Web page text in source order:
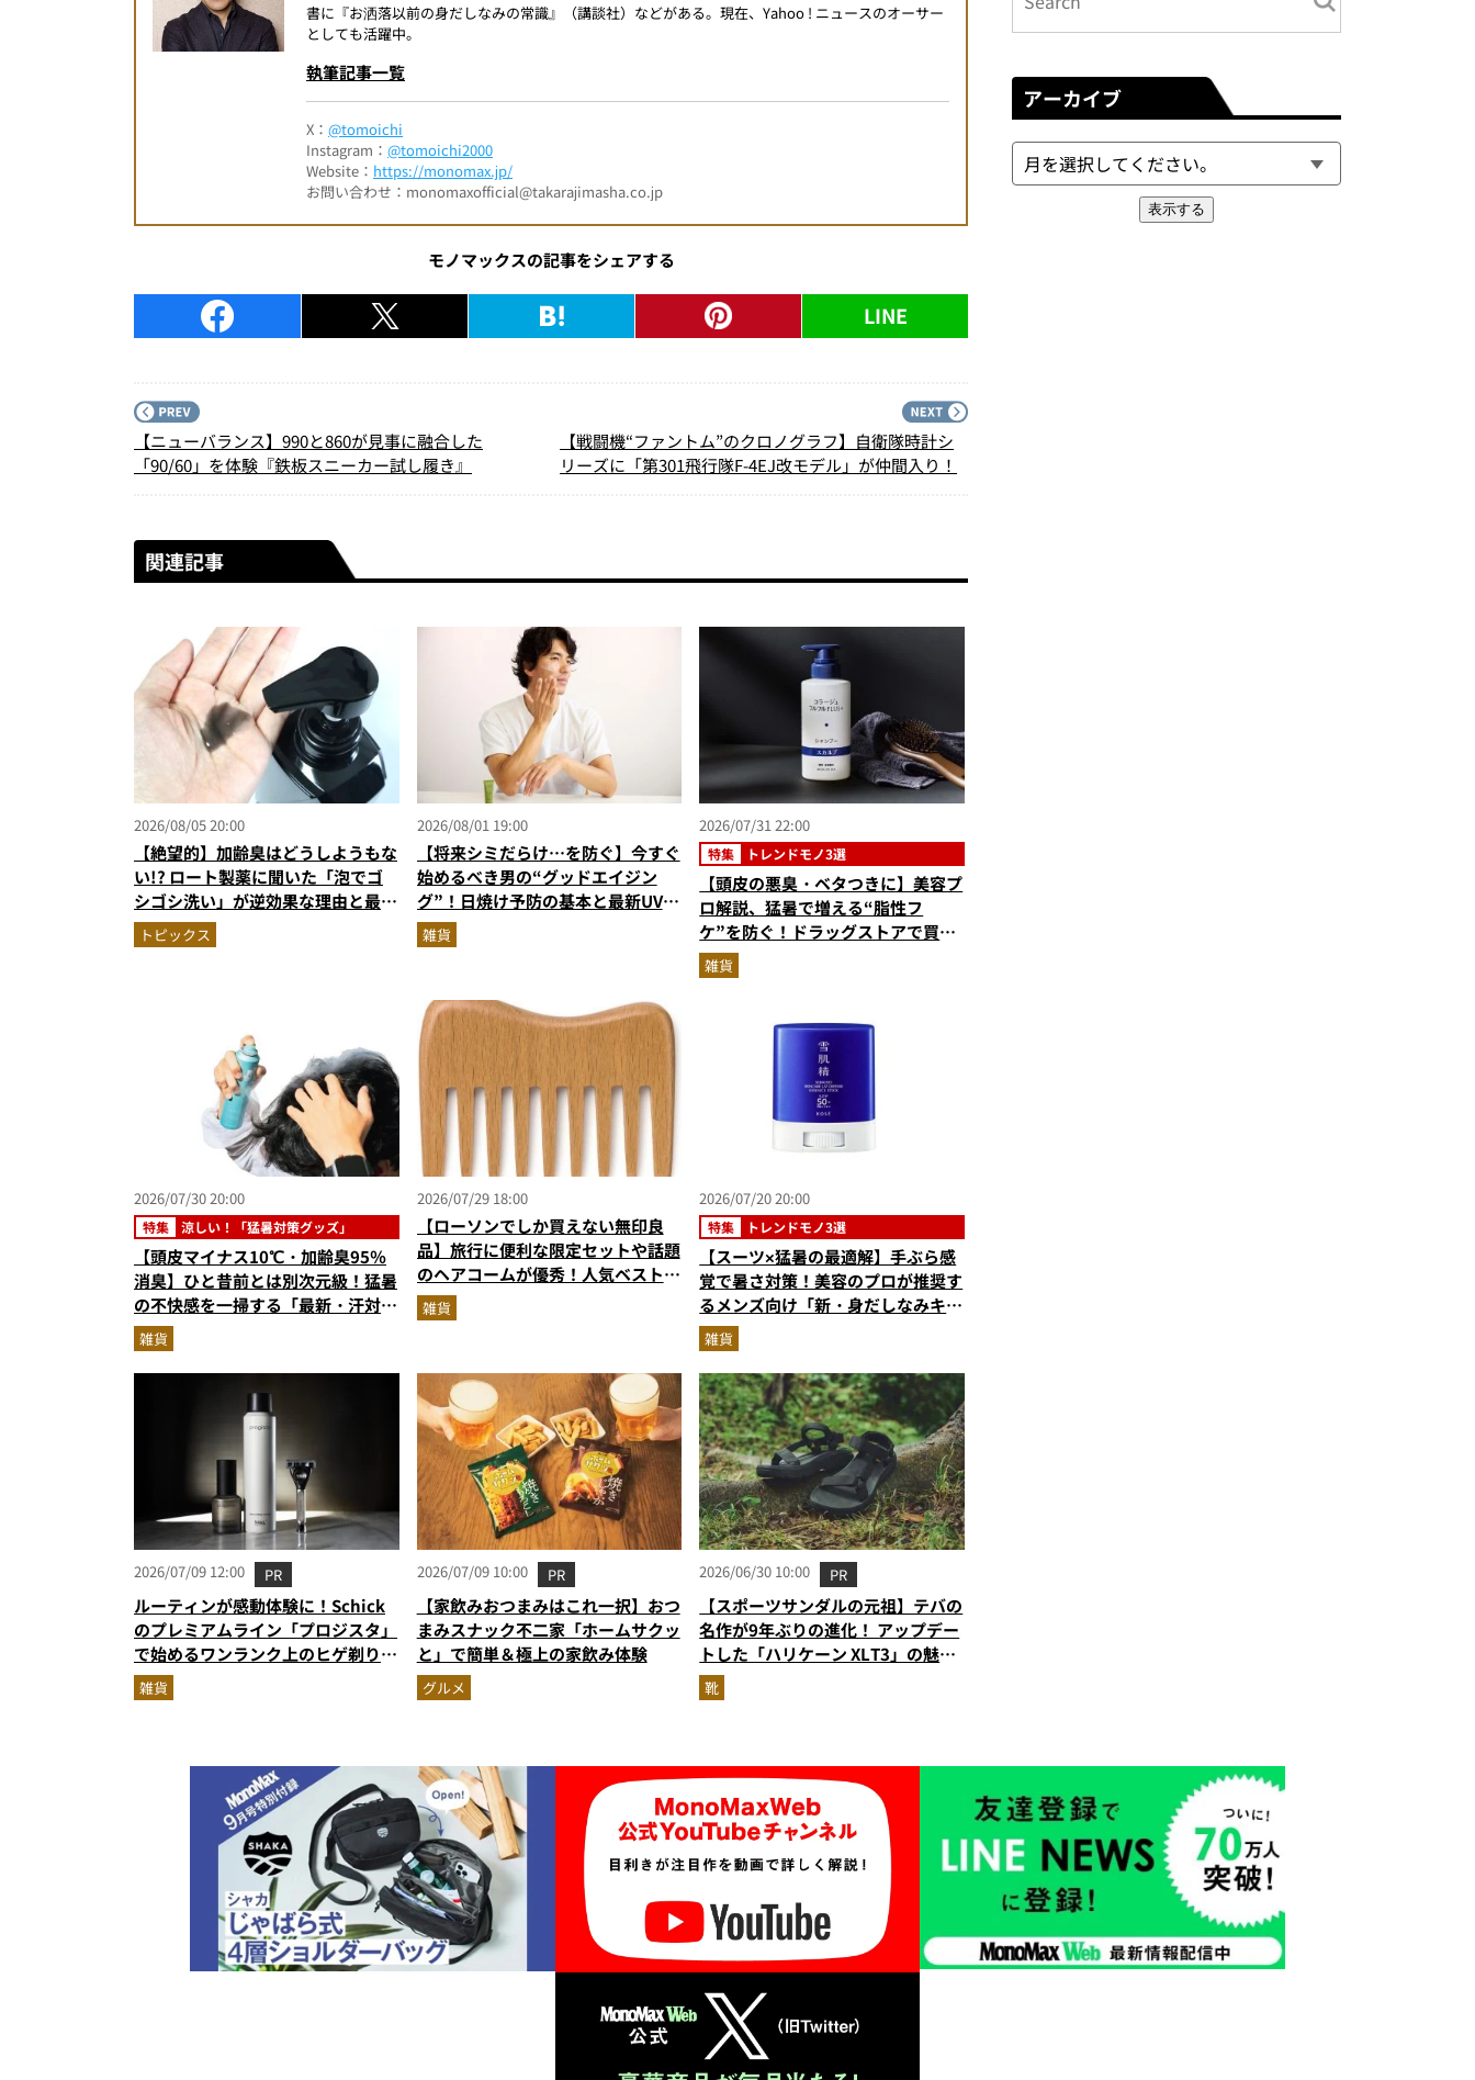
書に『お洒落以前の身だしなみの常識』（講談社）などがある。現在、Yahoo ! ニュースのオーサー
としても活躍中。
執筆記事一覧
X： @tomoichi
Instagram： @tomoichi2000
Website： https://monomax.jp/
お問い合わせ：monomaxofficial@takarajimasha.co.jp
モノマックスの記事をシェアする
LINE
【ニューバランス】990と860が見事に融合した
「90/60」を体験『鉄板スニーカー試し履き』
【戦闘機“ファントム”のクロノグラフ】自衛隊時計シ
リーズに「第301飛行隊F-4EJ改モデル」が仲間入り！
関連記事
2026/08/05 20:00
【絶望的】加齢臭はどうしようもな
い!? ロート製薬に聞いた「泡でゴ
シゴシ洗い」が逆効果な理由と最強
のニオイ対策
トピックス
2026/08/01 19:00
【将来シミだらけ…を防ぐ】今すぐ
始めるべき男の“グッドエイジン
グ”！日焼け予防の基本と最新UVア
イテムを美容家＆ブランド代表がプ
ロ目線で指南／大人の価値向上研究
雑貨
2026/07/31 22:00
特集 トレンドモノ3選
【頭皮の悪臭・ベタつきに】美容プ
ロ解説、猛暑で増える“脂性フ
ケ”を防ぐ！ドラッグストアで買え
る優秀ヘアケア3選
雑貨
2026/07/30 20:00
特集 涼しい！「猛暑対策グッズ」
【頭皮マイナス10℃・加齢臭95％
消臭】ひと昔前とは別次元級！猛暑
の不快感を一掃する「最新・汗対策
グッズ」5選
雑貨
2026/07/29 18:00
【ローソンでしか買えない無印良
品】旅行に便利な限定セットや話題
のヘアコームが優秀！人気ベスト3
を無印マニアが解説
雑貨
2026/07/20 20:00
特集 トレンドモノ3選
【スーツ×猛暑の最適解】手ぶら感
覚で暑さ対策！美容のプロが推奨す
るメンズ向け「新・身だしなみキッ
ト」3選
雑貨
2026/07/09 12:00 PR
ルーティンが感動体験に！Schick
のプレミアムライン「プロジスタ」
で始めるワンランク上のヒゲ剃り習
慣
雑貨
2026/07/09 10:00 PR
【家飲みおつまみはこれ一択】おつ
まみスナック不二家「ホームサクッ
と」で簡単＆極上の家飲み体験
グルメ
2026/06/30 10:00 PR
【スポーツサンダルの元祖】テバの
名作が9年ぶりの進化！ アップデー
トした「ハリケーン XLT3」の魅力
を識者があらゆる角度から徹底解
説！
靴
アーカイブ
表示する